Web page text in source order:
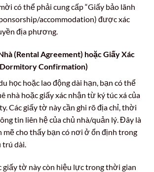
có thể phải cung cấp “Giấy bảo lãnh
accommodation) được xác
địa phương.
(Rental Agreement) hoặc Giấy Xác
Confirmation)
học hoặc lao động dài hạn, bạn có thể
nhà hoặc giấy xác nhận từ ký túc xá của
Các giấy tờ này cần ghi rõ địa chỉ, thời
tin liên hệ của chủ nhà/quản lý. Đây là
mẽ cho thấy bạn có nơi ở ổn định trong
trú dài.
giấy tờ này còn hiệu lực trong thời gian